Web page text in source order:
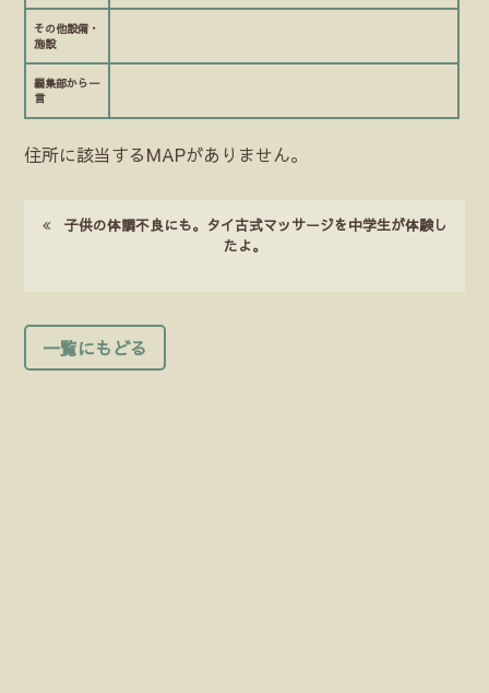
その他設備・
施設
編集部から一
言
住所に該当するMAPがありません。
子供の体調不良にも。タイ古式マッサージを中学生が体験し
たよ。
一覧にもどる